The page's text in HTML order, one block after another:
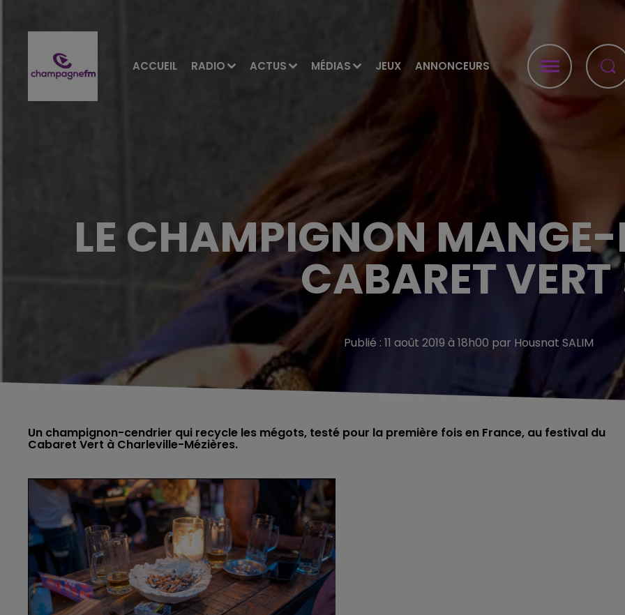
ACCUEIL RADIO ACTUS MÉDIAS JEUX ANNONCEURS
LE CHAMPIGNON
CABARET VERT
Publié : 11 août 2019 à 18h00 par Housnat SALIM
Un champignon-cendrier qui recycle les mégots, testé pour la première fois en France, au festival du
Cabaret Vert à Charleville-Mézières.